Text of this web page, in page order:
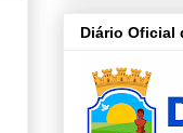
Diário Oficial